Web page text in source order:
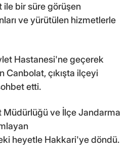
bir süre görüşen
ve yürütülen hizmetlerle
Hastanesi'ne geçerek
Canbolat, çıkışta ilçeyi
etti.
ve İlçe Jandarma
heyetle Hakkari'ye döndü.